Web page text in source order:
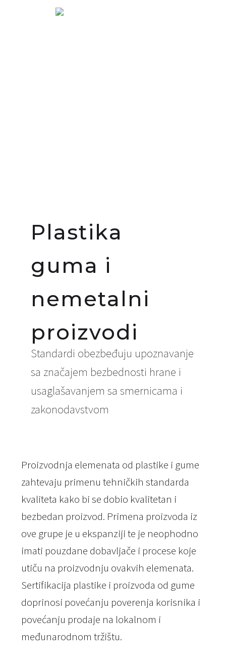
Plastika
guma i
nemetalni
proizvodi
Standardi obezbeđuju upoznavanje
sa značajem bezbednosti hrane i
usaglašavanjem sa smernicama i
zakonodavstvom
Proizvodnja elemenata od plastike i gume
zahtevaju primenu tehničkih standarda
kvaliteta kako bi se dobio kvalitetan i
bezbedan proizvod. Primena proizvoda iz
ove grupe je u ekspanziji te je neophodno
imati pouzdane dobavljače i procese koje
utiču na proizvodnju ovakvih elemenata.
Sertifikacija plastike i proizvoda od gume
doprinosi povećanju poverenja korisnika i
povećanju prodaje na lokalnom i
međunarodnom tržištu.